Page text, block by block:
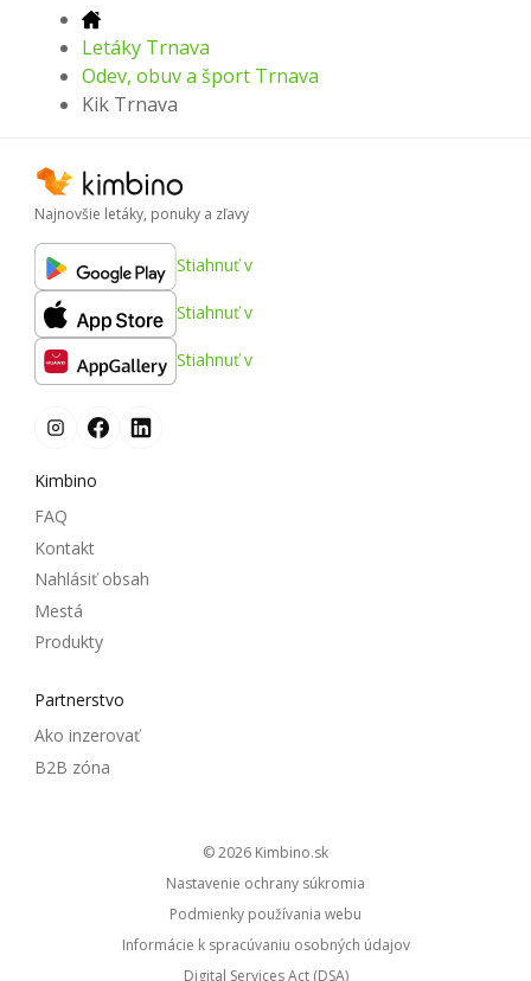
Letáky Trnava
Odev, obuv a šport Trnava
Kik Trnava
Najnovšie letáky, ponuky a zľavy
Stiahnuť v
Stiahnuť v
Stiahnuť v
Kimbino
FAQ
Kontakt
Nahlásiť obsah
Mestá
Produkty
Partnerstvo
Ako inzerovať
B2B zóna
© 2026
kimbino.sk
Nastavenie ochrany súkromia
Podmienky používania webu
Informácie k spracúvaniu osobných údajov
Digital Services Act (DSA)